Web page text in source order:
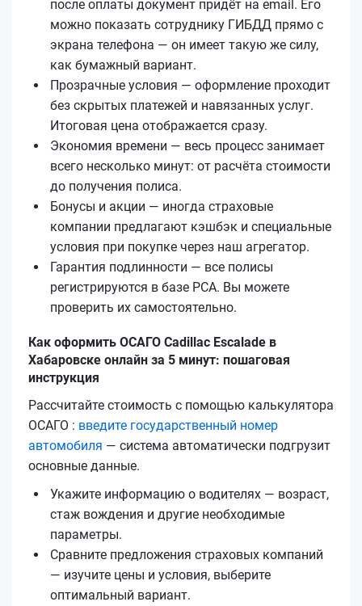
после оплаты документ придёт на email. Его
можно показать сотруднику ГИБДД прямо с
экрана телефона — он имеет такую же силу,
как бумажный вариант.
Прозрачные условия — оформление проходит
без скрытых платежей и навязанных услуг.
Итоговая цена отображается сразу.
Экономия времени — весь процесс занимает
всего несколько минут: от расчёта стоимости
до получения полиса.
Бонусы и акции — иногда страховые
компании предлагают кэшбэк и специальные
условия при покупке через наш агрегатор.
Гарантия подлинности — все полисы
регистрируются в базе РСА. Вы можете
проверить их самостоятельно.
Как оформить ОСАГО Cadillac Escalade в
Хабаровске онлайн за 5 минут: пошаговая
инструкция
Рассчитайте стоимость с помощью калькулятора
ОСАГО : введите государственный номер
автомобиля — система автоматически подгрузит
основные данные.
Укажите информацию о водителях — возраст,
стаж вождения и другие необходимые
параметры.
Сравните предложения страховых компаний
— изучите цены и условия, выберите
оптимальный вариант.